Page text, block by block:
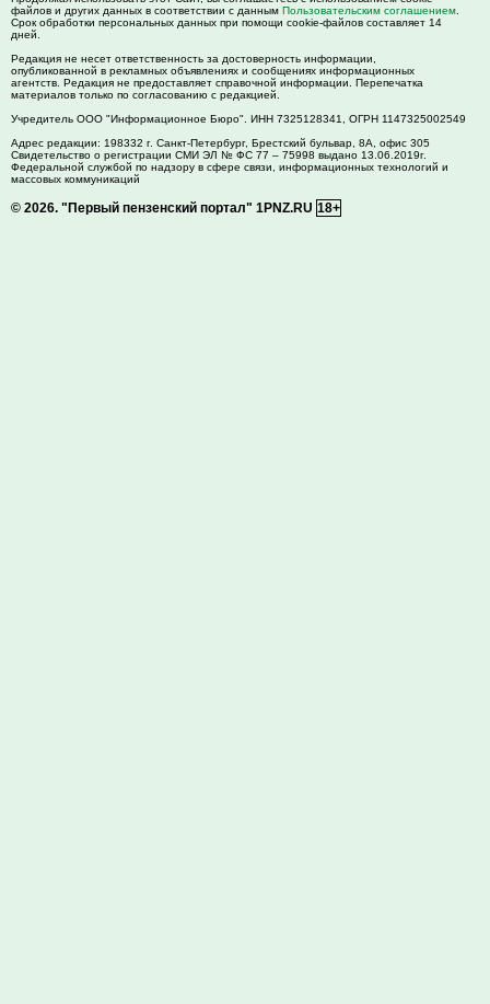
файлов и других данных в соответствии с данным Пользовательским соглашением
Срок обработки персональных данных при помощи cookie-файлов составляет 14
дней.
Редакция не несет ответственность за достоверность информации,
опубликованной в рекламных объявлениях и сообщениях информационных
агентств. Редакция не предоставляет справочной информации. Перепечатка
материалов только по согласованию с редакцией.
Учредитель ООО "Информационное Бюро". ИНН 7325128341, ОГРН 1147325002549
Адрес редакции: 198332 г. Санкт-Петербург, Брестский бульвар, 8А, офис 305
Свидетельство о регистрации СМИ ЭЛ № ФС 77 – 75998 выдано 13.06.2019г.
Федеральной службой по надзору в сфере связи, информационных технологий и
массовых коммуникаций
© 2026. "Первый пензенский портал" 1PNZ.RU 18+